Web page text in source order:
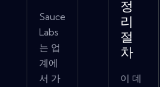
Sauce
Labs
는 업
계에
서 가
정
리
절
차
이 데